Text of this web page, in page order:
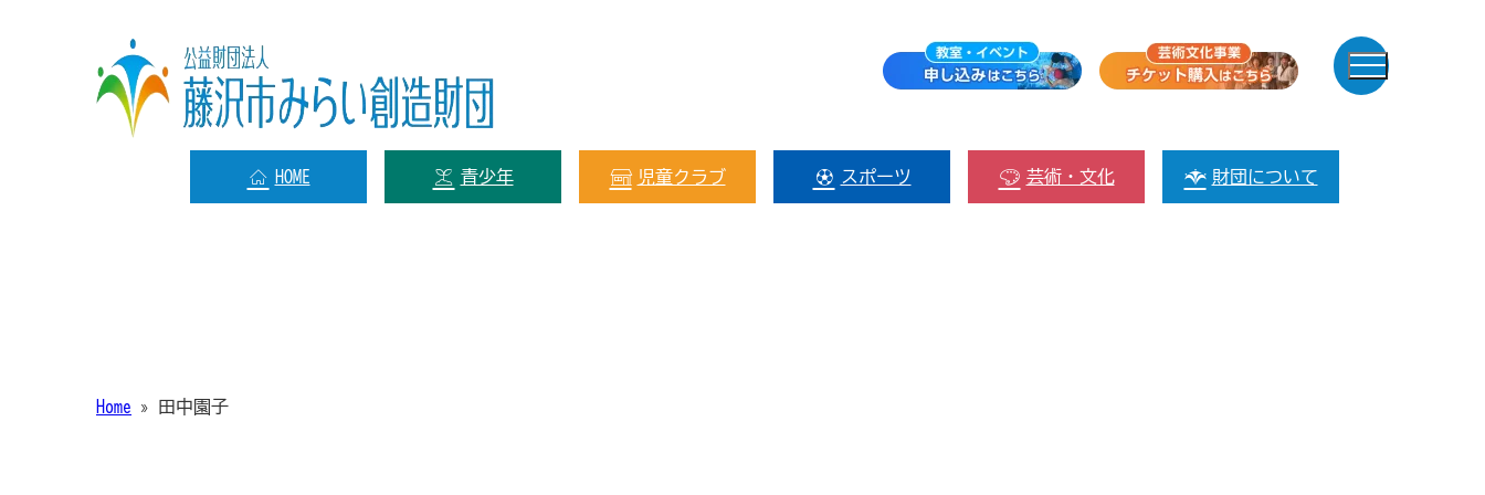
HOME 青少年 児童クラブ スポーツ 芸術・文化 財団について
Home » 田中園子